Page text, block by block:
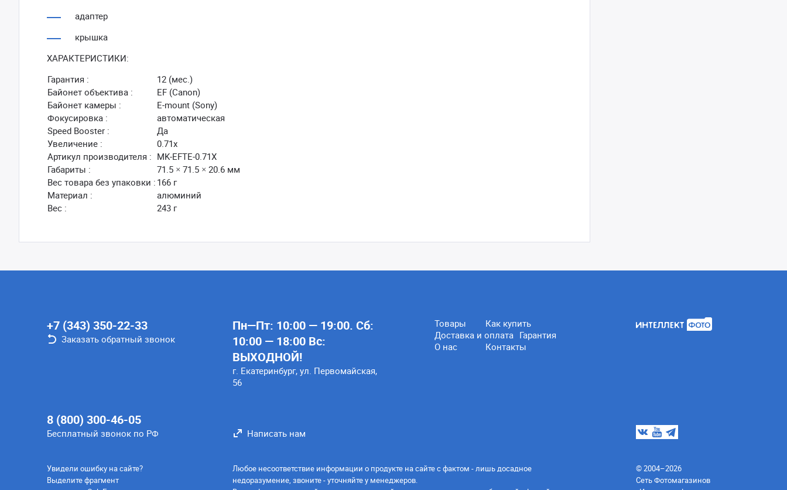
адаптер
крышка
ХАРАКТЕРИСТИКИ:
Гарантия :
12 (мес.)
Байонет объектива :
EF (Canon)
Байонет камеры :
E-mount (Sony)
Фокусировка :
автоматическая
Speed Booster :
Да
Увеличение :
0.71x
Артикул производителя : MK-EFTE-0.71X
Габариты :
71.5 × 71.5 × 20.6 мм
Вес товара без упаковки : 166 г
Материал :
алюминий
Вес :
243 г
+7 (343) 350-22-33
Заказать обратный звонок
8 (800) 300-46-05
Бесплатный звонок по РФ
Пн—Пт: 10:00 — 19:00. Сб:
10:00 — 18:00 Вс:
ВЫХОДНОЙ!
г. Екатеринбург, ул. Первомайская,
56
Товары
Как купить
Доставка и оплата Гарантия
О нас
Контакты
Написать нам
Увидели ошибку на сайте?
Выделите фрагмент
Любое несоответствие информации о продукте на сайте с фактом - лишь досадное
недоразумение, звоните - уточняйте у менеджеров.
© 2004–2026
Сеть Фотомагазинов